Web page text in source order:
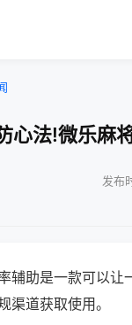
心法!微乐麻
发布
辅助是一款可以让
渠道获取使用。